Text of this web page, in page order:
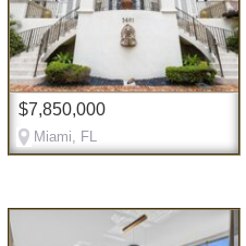
$7,850,000
Miami, FL